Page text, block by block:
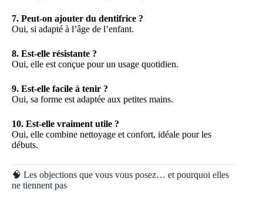
7. Peut-on ajouter du dentifrice ?
Oui, si adapté à l’âge de l’enfant.
8. Est-elle résistante ?
Oui, elle est conçue pour un usage quotidien.
9. Est-elle facile à tenir ?
Oui, sa forme est adaptée aux petites mains.
10. Est-elle vraiment utile ?
Oui, elle combine nettoyage et confort, idéale pour les
débuts.
🧠 Les objections que vous vous posez… et pourquoi elles
ne tiennent pas